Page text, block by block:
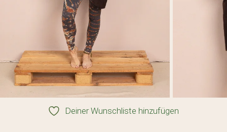
Deiner Wunschliste hinzufügen